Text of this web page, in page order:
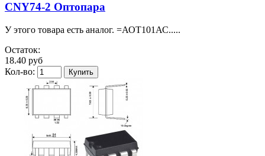
CNY74-2 Оптопара
У этого товара есть аналог. =АОТ101АС.....
Остаток:
18.40 руб
Кол-во: